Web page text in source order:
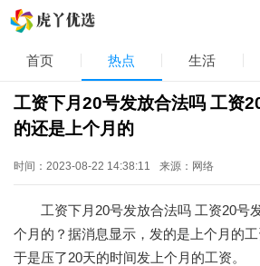
首页 热点 生活
工资下月20号发放合法吗 工资
的还是上个月的
时间：2023-08-22 14:38:11 来源：网络
工资下月20号发放合法吗 工资20号
个月的？据消息显示，发的是上个月的
于是压了20天的时间发上个月的工资。